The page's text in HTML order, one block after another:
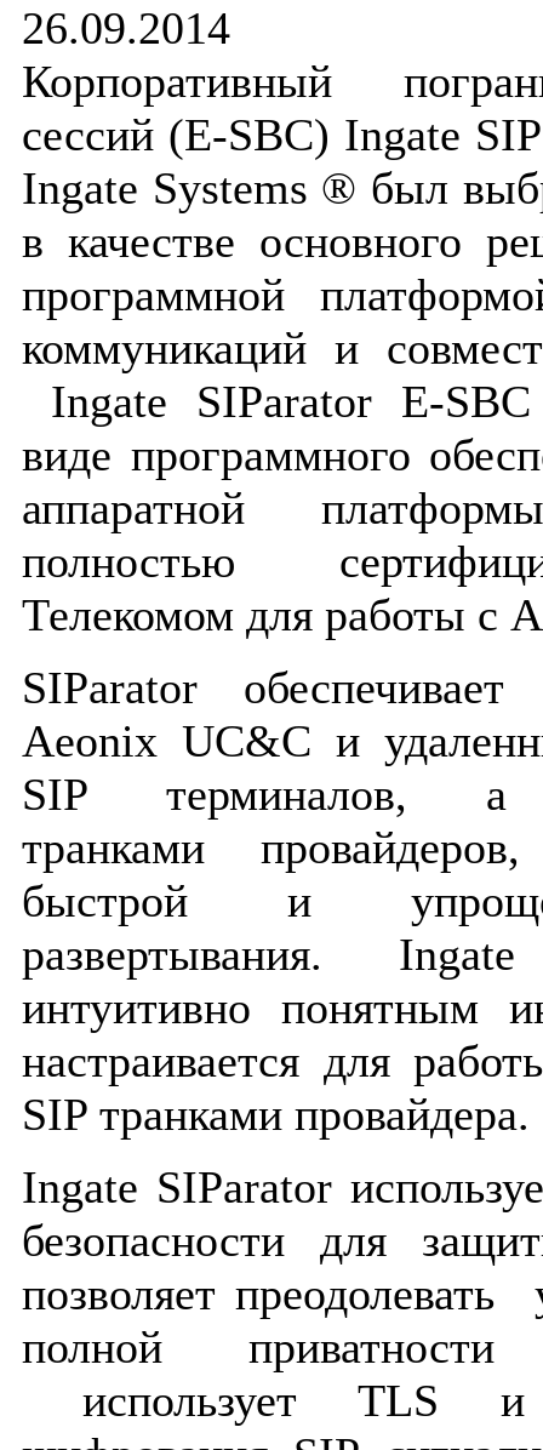
26.09.2014
Корпоративный
сессий (E-SBC) Ingate
Ingate Systems ® был
в качестве основного
программной
коммуникаций и
Ingate SIParator E-SBC
виде программного
аппаратной
полностью
Телекомом для работы с
SIParator
Aeonix UC&C и
SIP терминалов,
транками
быстрой и
развертывания.
интуитивно понятным
настраивается для
SIP транками провайдера.
Ingate SIParator
безопасности для
позволяет
полной
использует TLS и